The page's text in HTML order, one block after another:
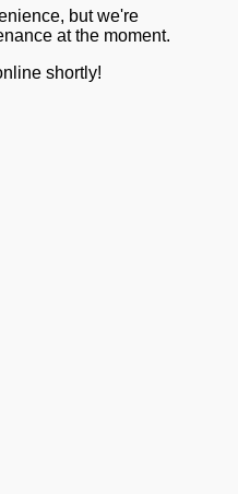
but we're
at the moment.
shortly!